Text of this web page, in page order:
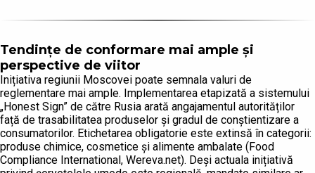
Tendințe de conformare mai ample și
perspective de viitor
Inițiativa regiunii Moscovei poate semnala valuri de
reglementare mai ample. Implementarea etapizată a sistemului
„Honest Sign” de către Rusia arată angajamentul autorităților
față de trasabilitatea produselor și gradul de conștientizare a
consumatorilor. Etichetarea obligatorie este extinsă în categorii:
produse chimice, cosmetice și alimente ambalate (Food
Compliance International, Wereva.net). Deși actuala inițiativă